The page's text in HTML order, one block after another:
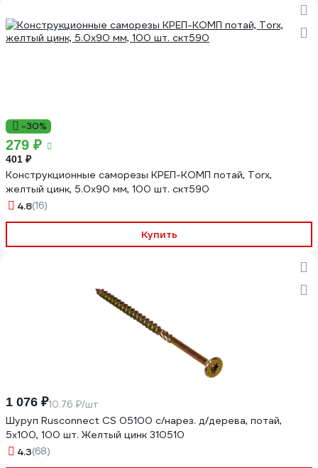
-30%
279 ₽
401 ₽
Конструкционные саморезы КРЕП-КОМП потай, Torx,
желтый цинк, 5.0x90 мм, 100 шт. скт590
4.8(16)
Купить
1 076 ₽10.76 ₽/шт
Шуруп Rusconnect CS 05100 с/нарез. д/дерева, потай,
5х100, 100 шт. Желтый цинк 310510
4.3(68)